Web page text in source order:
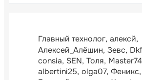
Главный технолог алексй
Алексей_Алёшин Зевс
consia SEN Толя Master74
albertini25 olga07 Феникс